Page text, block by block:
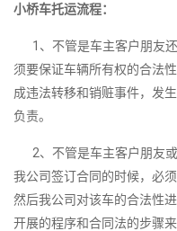
小桥车托运流程：
1、不管是车主客户朋友还
须要保证车辆所有权的合法
成违法转移和销赃事件，发
负责。
2、不管是车主客户朋友或
我公司签订合同的时候，必
然后我公司对该车的合法性
开展的程序和合同法的步骤